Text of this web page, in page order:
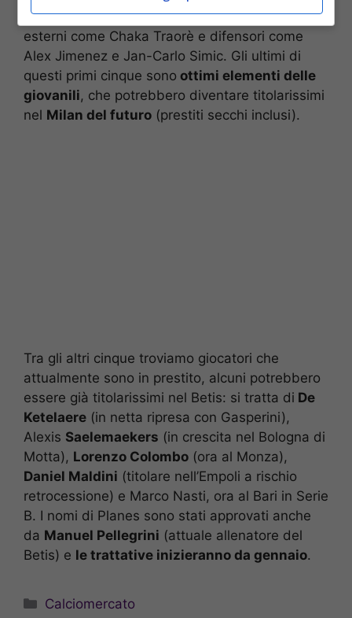
argentino strappato dalla Lazio a titolo gratuito),
esterni come Chaka Traorè e difensori come
Alex Jimenez e Jan-Carlo Simic. Gli ultimi di
questi primi cinque sono ottimi elementi delle
giovanili, che potrebbero diventare titolarissimi
nel Milan del futuro (prestiti secchi inclusi).
Tra gli altri cinque troviamo giocatori che
attualmente sono in prestito, alcuni potrebbero
essere già titolarissimi nel Betis: si tratta di De
Ketelaere (in netta ripresa con Gasperini),
Alexis Saelemaekers (in crescita nel Bologna di
Motta), Lorenzo Colombo (ora al Monza),
Daniel Maldini (titolare nell’Empoli a rischio
retrocessione) e Marco Nasti, ora al Bari in Serie
B. I nomi di Planes sono stati approvati anche
da Manuel Pellegrini (attuale allenatore del
Betis) e le trattative inizieranno da gennaio.
Categorie
Calciomercato